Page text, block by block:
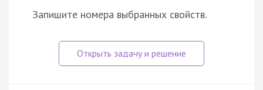
Запишите номера выбранных свойств.